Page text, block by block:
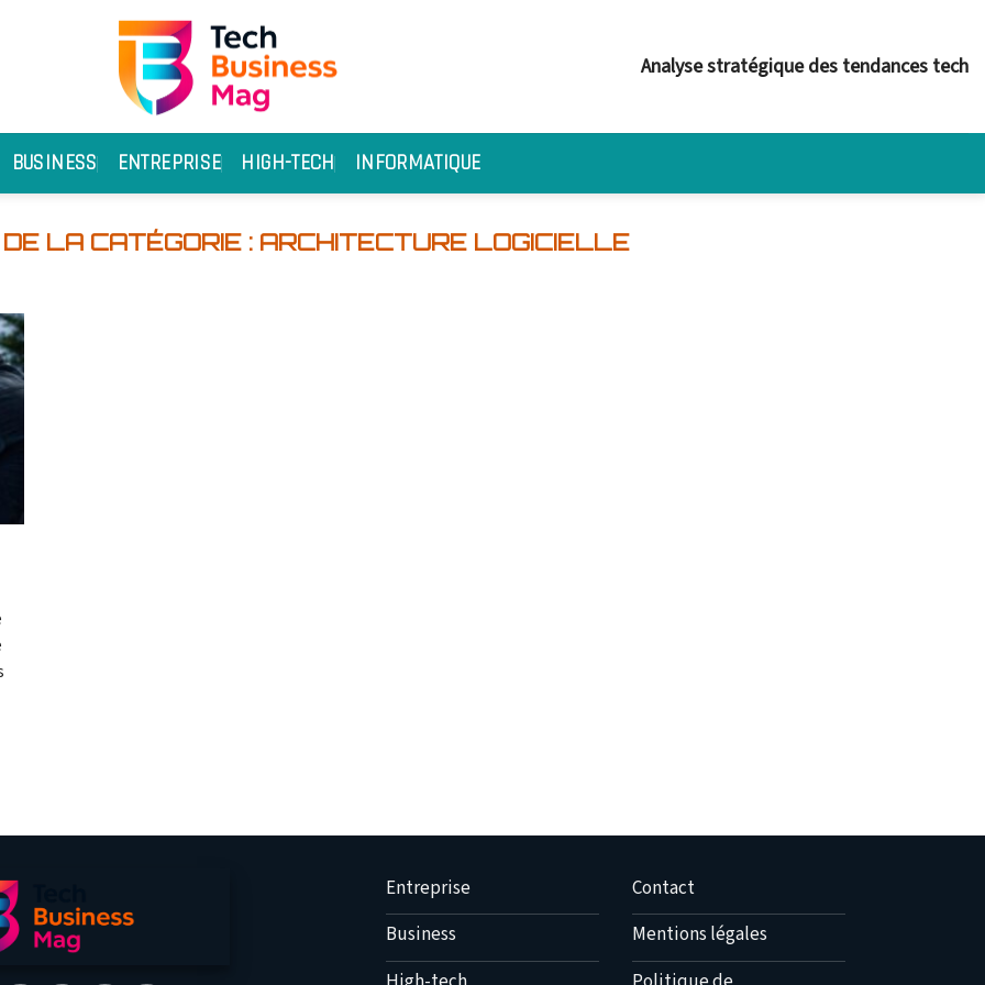
Analyse stratégique des tendances tech
BUSINESS ENTREPRISE HIGH-TECH INFORMATIQUE
ARCHITECTURE LOGICIELLE
Entreprise
Business
Contact
Mentions légales